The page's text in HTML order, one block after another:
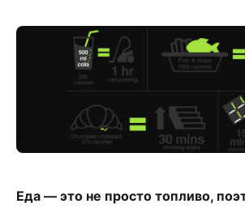
Еда — это не просто топливо,